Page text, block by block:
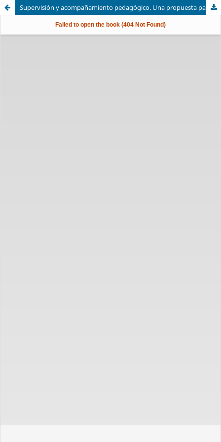
Supervisión y acompañamiento pedagógico. Una propuesta para el mejoramiento del desempeño docente